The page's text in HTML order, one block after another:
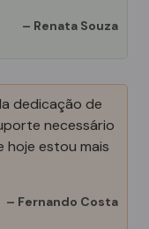
– Renata Souza
dedicação de
necessário
hoje estou mais
– Fernando Costa